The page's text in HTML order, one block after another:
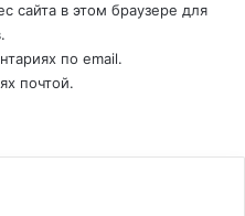
сайта в этом браузере для
по email.
почтой.